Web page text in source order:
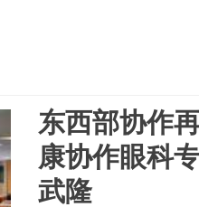
东西部协作
康协作眼科
武隆